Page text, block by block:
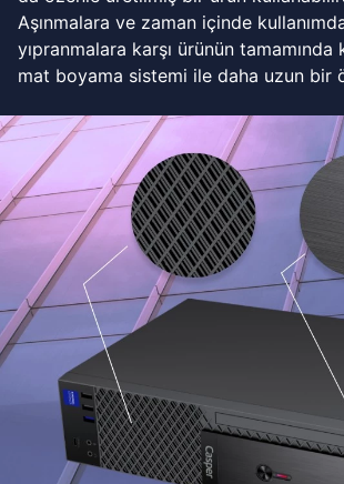
Aşınmalara ve zaman içinde
yıpranmalara karşı ürünün tamamında
mat boyama sistemi ile daha uzun bir